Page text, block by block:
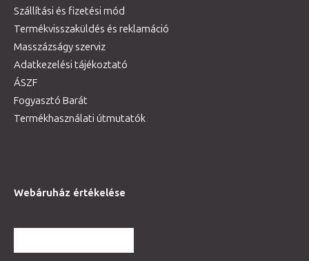
Szállítási és fizetési mód
Termékvisszaküldés és reklamáció
Masszázságy szerviz
Adatkezelési tájékoztató
ÁSZF
Fogyasztó Barát
Termékhasználati útmutatók
Webáruház értékelése